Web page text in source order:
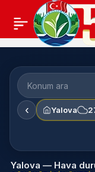
Konum
ara
‹ Yalova
Yalova — Hava